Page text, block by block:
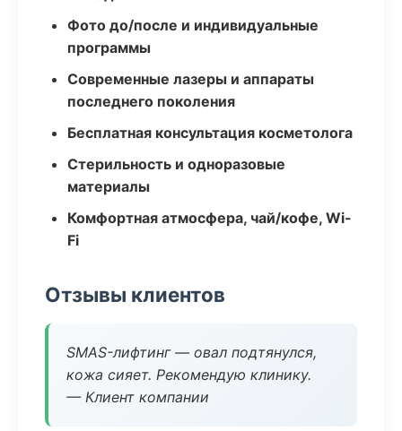
Фото до/после и индивидуальные
программы
Современные лазеры и аппараты
последнего поколения
Бесплатная консультация косметолога
Стерильность и одноразовые
материалы
Комфортная атмосфера, чай/кофе, Wi-
Fi
Отзывы клиентов
SMAS-лифтинг — овал подтянулся,
кожа сияет. Рекомендую клинику.
— Клиент компании